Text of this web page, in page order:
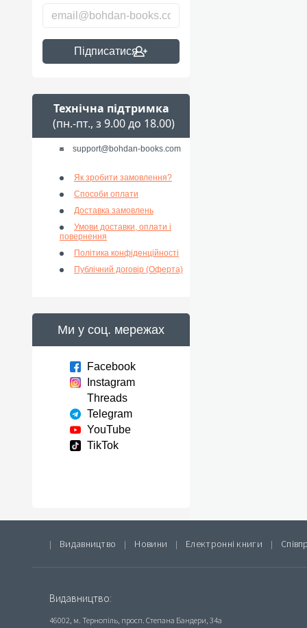
Підписатися
Технічна підтримка
(пн.-пт., з 9.00 до 18.00)
support@bohdan-books.com
Як зробити замовлення?
Способи оплати
Доставка замовлень
Умови доставки, оплати і
повернення
Політика конфіденційності
Публічний договір (Оферта)
Ми у соц. мережах
Facebook
Instagram
Threads
Telegram
YouTube
TikTok
| Видавництво | Новини | Електронні книги |
Видавництво:
46002, м. Тернопіль, просп. Степана Бандери, 34а